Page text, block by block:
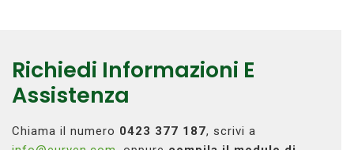
Richiedi Informazioni E
Assistenza
Chiama il numero 0423 377 187, scrivi a